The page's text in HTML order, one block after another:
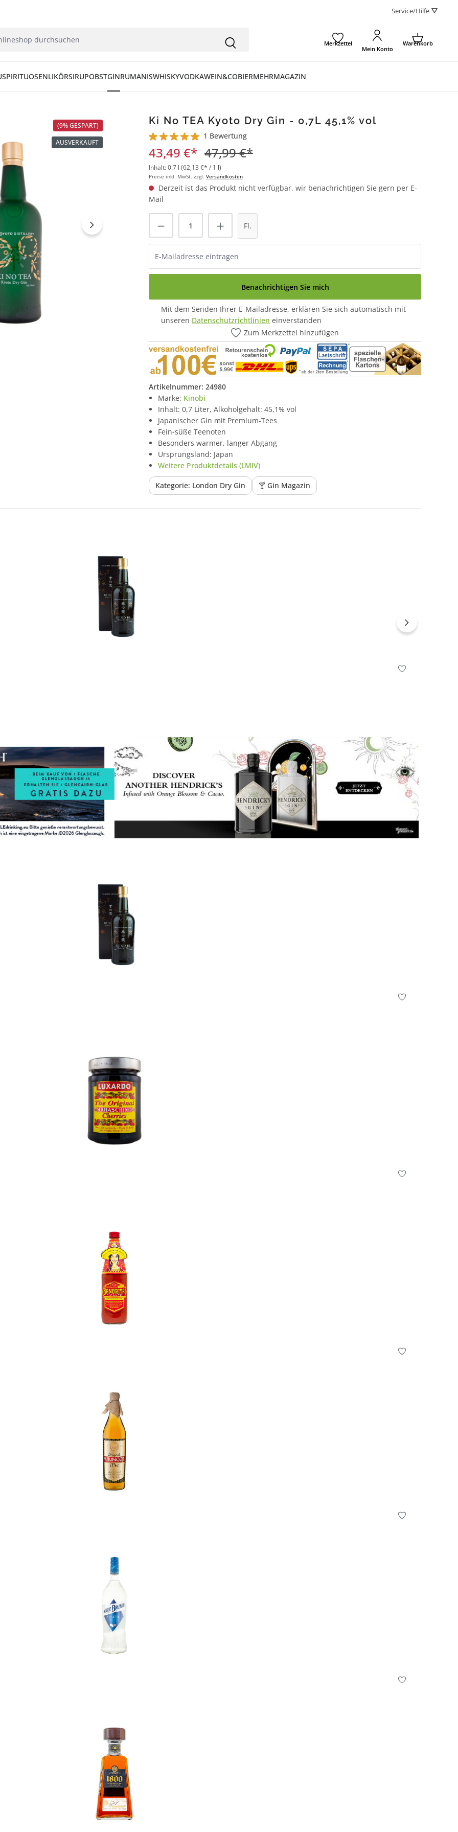
Service/Hilfe ⛛
Merkzettel
Mein Konto
Warenkorb
SPIRITUOSENLIKÖRSIRUPOBSTGINRUMANISWHISKYVODKAWEIN&COBIERMEHRMAGAZIN
(9% GESPART)
AUSVERKAUFT
Ki No TEA Kyoto Dry Gin - 0,7L 45,1% vol
Durchschnittliche Bewertung von 5 von 5 Sternen
1 Bewertung
43,49 €* 47,99 €*
Inhalt:0.7 l (62,13 €* / 1 l)
Preise inkl. MwSt. zzgl. Versandkosten
Derzeit ist das Produkt nicht verfügbar, wir benachrichtigen Sie gern per E-
Mail
Fl.
Benachrichtigen Sie mich
Mit dem Senden Ihrer E-Mailadresse, erklären Sie sich automatisch mit
unseren Datenschutzrichtlinien einverstanden
Zum Merkzettel hinzufügen
Artikelnummer: 24980
Marke: Kinobi
Inhalt: 0,7 Liter, Alkoholgehalt: 45,1% vol
Japanischer Gin mit Premium-Tees
Fein-süße Teenoten
Besonders warmer, langer Abgang
Ursprungsland: Japan
Weitere Produktdetails (LMIV)
Kategorie: London Dry Gin 🍸 Gin Magazin
In den Korb
In den Korb
In den Korb
In den Korb
In den Korb
In den Korb
In den Korb